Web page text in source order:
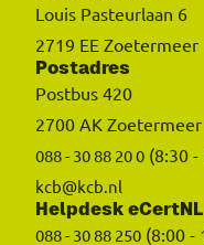
Louis Pasteurlaan 6
2719 EE Zoetermeer
Postadres
Postbus 420
2700 AK Zoetermeer
088 - 30 88 20 0 (8:30 -
kcb@kcb.nl
Helpdesk eCertNL
088 - 30 88 250 (8:00 -